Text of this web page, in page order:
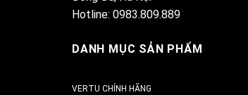
Hotline: 0983.809.889
DANH MỤC SẢN PHẨM
VERTU CHÍNH HÃNG